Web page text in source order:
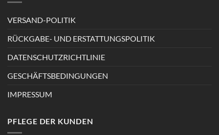
VERSAND-POLITIK
RÜCKGABE- UND ERSTATTUNGSPOLITIK
DATENSCHUTZRICHTLINIE
GESCHÄFTSBEDINGUNGEN
IMPRESSUM
PFLEGE DER KUNDEN